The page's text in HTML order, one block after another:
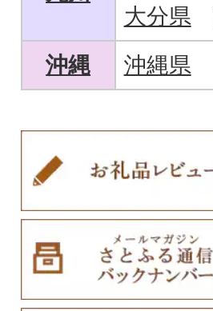
大分県
沖縄
沖縄県